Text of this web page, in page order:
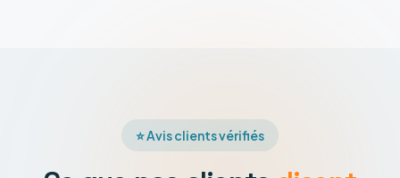
⭐ Avis clients vérifiés